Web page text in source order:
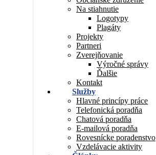
Na stiahnutie
Logotypy
Plagáty
Projekty
Partneri
Zverejňovanie
Výročné správy
Ďalšie
Kontakt
Služby
Hlavné princípy práce
Telefonická poradňa
Chatová poradňa
E-mailová poradňa
Rovesnícke poradenstvo
Vzdelávacie aktivity